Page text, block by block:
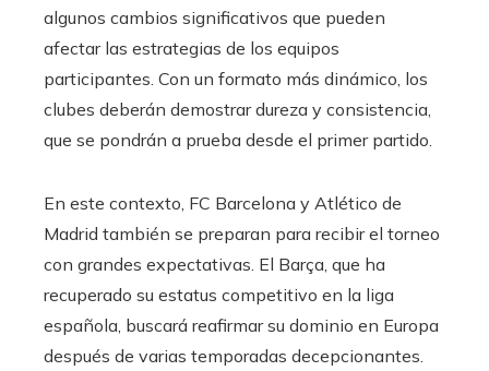
algunos cambios significativos que pueden
afectar las estrategias de los equipos
participantes. Con un formato más dinámico, los
clubes deberán demostrar dureza y consistencia,
que se pondrán a prueba desde el primer partido.
En este contexto, FC Barcelona y Atlético de
Madrid también se preparan para recibir el torneo
con grandes expectativas. El Barça, que ha
recuperado su estatus competitivo en la liga
española, buscará reafirmar su dominio en Europa
después de varias temporadas decepcionantes.